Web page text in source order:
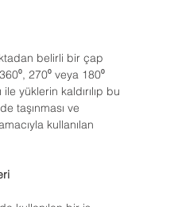
belirli bir çap
270⁰ veya 180⁰
ile yüklerin kaldırılıp bu
taşınması ve
kullanılan